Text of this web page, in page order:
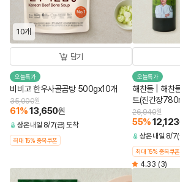
10개
담기
오늘특가
비비고 한우사골곰탕 500gx10개
35,000원
61%13,650원
상온 내일 8/7(금) 도착
최대 15% 중복쿠폰
오늘특가
해찬들 | 해찬
트(진간장
장소스450ml)
26,940원
55%12,123
상온 내일 8/7(
최대 15% 중복쿠폰
4.33 (3)